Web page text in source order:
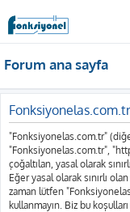
Forum ana sayfa
"Fonksiyonelas.com.tr"
"Fonksiyonelas.com.tr",
çoğaltılan, yasal olarak
Eğer yasal olarak sınırlı
zaman lütfen
kullanmayın. Biz bu